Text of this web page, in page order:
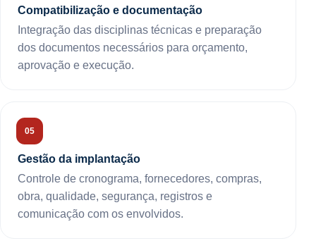
Compatibilização e documentação
Integração das disciplinas técnicas e preparação
dos documentos necessários para orçamento,
aprovação e execução.
Gestão da implantação
Controle de cronograma, fornecedores, compras,
obra, qualidade, segurança, registros e
comunicação com os envolvidos.